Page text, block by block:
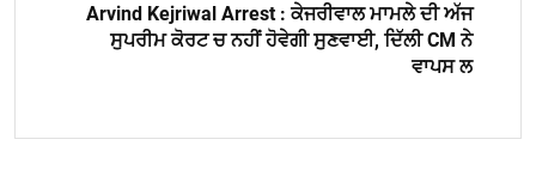
Arvind Kejriwal Arrest : ਕੇਜਰੀਵਾਲ ਮਾਮਲੇ ਦੀ ਅੱਜ
ਸੁਪਰੀਮ ਕੋਰਟ ਚ ਨਹੀਂ ਹੋਵੇਗੀ ਸੁਣਵਾਈ, ਦਿੱਲੀ CM ਨੇ
ਵਾਪਸ ਲ